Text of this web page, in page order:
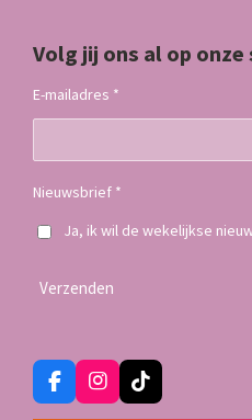
Volg jij ons al op onze
E-mailadres *
Nieuwsbrief *
Ja, ik wil de wekelijkse
Verzenden
F
a
I
n
T
i